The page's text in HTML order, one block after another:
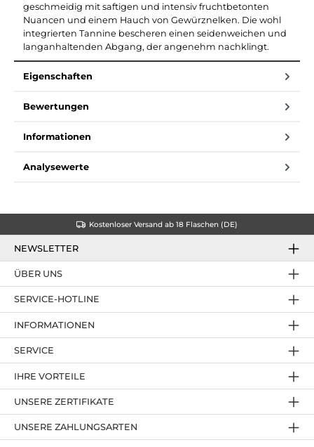
geschmeidig mit saftigen und intensiv fruchtbetonten
Nuancen und einem Hauch von Gewürznelken. Die wohl
integrierten Tannine bescheren einen seidenweichen und
langanhaltenden Abgang, der angenehm nachklingt.
Eigenschaften
Bewertungen
Informationen
Analysewerte
Kostenloser Versand ab 18 Flaschen (DE)
NEWSLETTER
SERVICE-HOTLINE
IHRE VORTEILE
UNSERE ZAHLUNGSARTEN
ÜBER UNS
UNSERE ZERTIFIKATE
INFORMATIONEN
SERVICE